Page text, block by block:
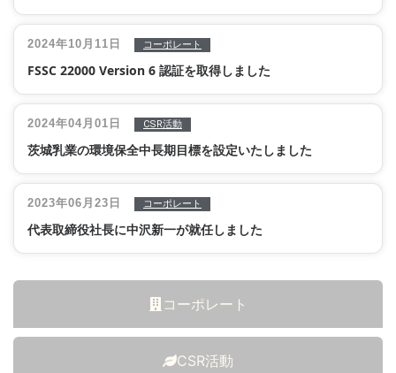
コーポレート
CSR活動
FSSC 22000 Version 6 認証を取得しました
2024年10月11日 コーポレート
茨城乳業の環境保全中長期目標を設定いたしました
2024年04月01日 CSR活動
代表取締役社長に中沢新一が就任しました
2023年06月23日 コーポレート